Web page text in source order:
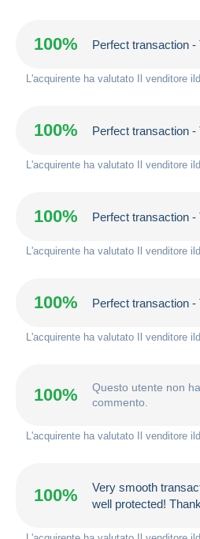
100% Perfect transaction -
L'acquirente ha valutato Il venditore
100% Perfect transaction -
L'acquirente ha valutato Il venditore
100% Perfect transaction -
L'acquirente ha valutato Il venditore
100% Perfect transaction -
L'acquirente ha valutato Il venditore
100%
Questo utente non
commento.
L'acquirente ha valutato Il venditore
100%
Very smooth
well protected!